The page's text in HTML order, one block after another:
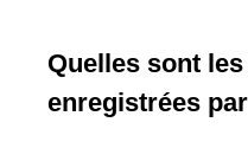
Quelles sont
enregistrées